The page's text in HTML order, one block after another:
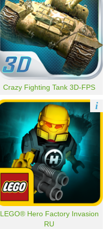
Crazy Fighting Tank 3D-FPS
LEGO® Hero Factory Invasion
RU
i